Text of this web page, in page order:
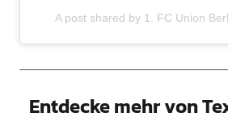
A post shared by 1. FC Union
Entdecke mehr von